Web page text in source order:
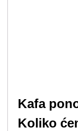
Kafa
Koliko